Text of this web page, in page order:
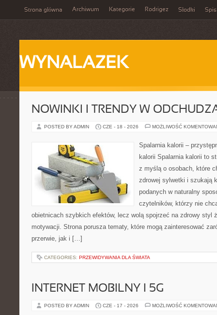
Strona główna Archiwum Kategorie Rodrigez Słodki Spis
WYNALAZEK
NOWINKI I TRENDY W
POSTED BY ADMIN CZE - 18 - 2026 MOŻLIWOŚĆ
Spalarnia kalorii –
kalorii Spalarnia kalorii to
z myślą o osobach, które
zdrowej sylwetki i szukają
podanych w naturalny
czytelników, którzy nie
obietnicach szybkich efektów, lecz wolą spojrzeć na zdrowy styl
motywacji. Strona porusza tematy, które mogą zainteresować
przerwie, jak i […]
CATEGORIES: PRZEWIDYWANIA DLA ŚWIATA
INTERNET MOBILNY I 5G
POSTED BY ADMIN CZE - 17 - 2026 MOŻLIWOŚĆ